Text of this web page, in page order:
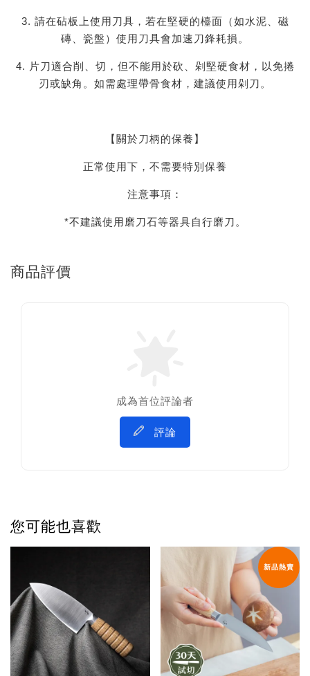
3. 請在砧板上使用刀具，若在堅硬的檯面（如水泥、磁
磚、瓷盤）使用刀具會加速刀鋒耗損。
4. 片刀適合削、切，但不能用於砍、剁堅硬食材，以免捲
刃或缺角。如需處理帶骨食材，建議使用剁刀。
【關於刀柄的保養】
正常使用下，不需要特別保養
注意事項：
*不建議使用磨刀石等器具自行磨刀。
商品評價
成為首位評論者
評論
您可能也喜歡
新品熱賣